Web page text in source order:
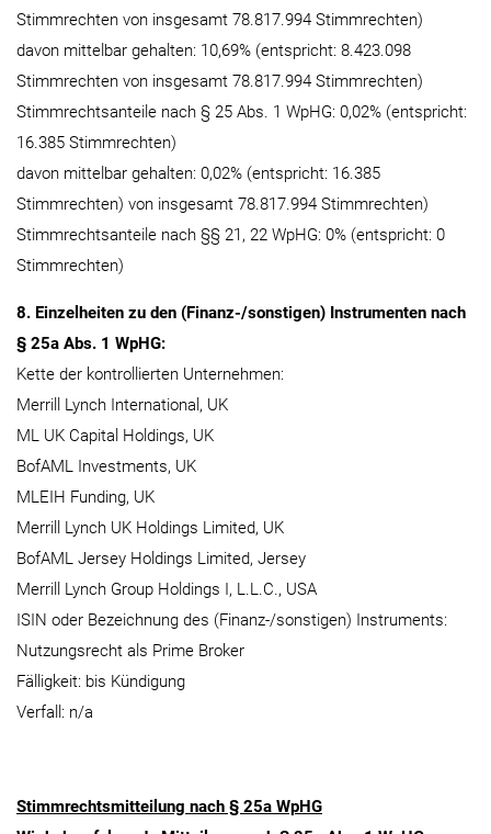
Stimmrechten von insgesamt 78.817.994 Stimmrechten)
davon mittelbar gehalten: 10,69% (entspricht: 8.423.098
Stimmrechten von insgesamt 78.817.994 Stimmrechten)
Stimmrechtsanteile nach § 25 Abs. 1 WpHG: 0,02% (entspricht:
16.385 Stimmrechten)
davon mittelbar gehalten: 0,02% (entspricht: 16.385
Stimmrechten) von insgesamt 78.817.994 Stimmrechten)
Stimmrechtsanteile nach §§ 21, 22 WpHG: 0% (entspricht: 0
Stimmrechten)
8. Einzelheiten zu den (Finanz-/sonstigen) Instrumenten nach
§ 25a Abs. 1 WpHG:
Kette der kontrollierten Unternehmen:
Merrill Lynch International, UK
ML UK Capital Holdings, UK
BofAML Investments, UK
MLEIH Funding, UK
Merrill Lynch UK Holdings Limited, UK
BofAML Jersey Holdings Limited, Jersey
Merrill Lynch Group Holdings I, L.L.C., USA
ISIN oder Bezeichnung des (Finanz-/sonstigen) Instruments:
Nutzungsrecht als Prime Broker
Fälligkeit: bis Kündigung
Verfall: n/a
Stimmrechtsmitteilung nach § 25a WpHG